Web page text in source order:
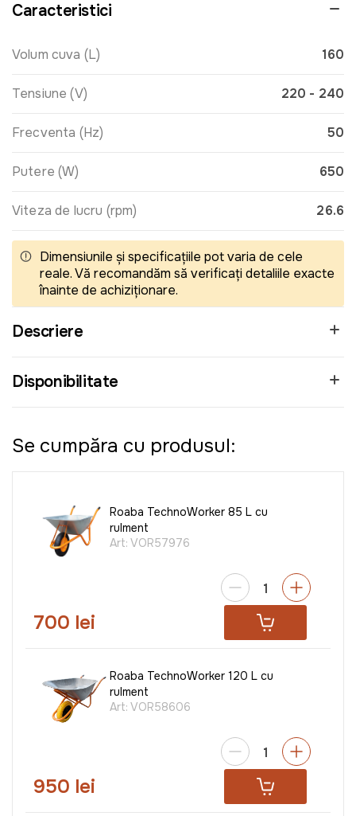
Caracteristici
Volum cuva (L) 160
Tensiune (V) 220 - 240
Frecventa (Hz) 50
Putere (W) 650
Viteza de lucru (rpm) 26.6
Dimensiunile și specificațiile pot varia de cele
reale. Vă recomandăm să verificați detaliile exacte
înainte de achiziționare.
Descriere
Disponibilitate
Se cumpăra cu produsul:
Roaba TechnoWorker 85 L cu
rulment
Art: VOR57976
700 lei
Roaba TechnoWorker 120 L cu
rulment
Art: VOR58606
950 lei